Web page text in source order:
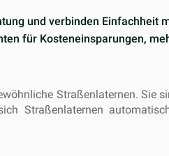
und verbinden Einfachheit
für Kosteneinsparungen,
Straßenlaternen. Sie
Straßenlaternen